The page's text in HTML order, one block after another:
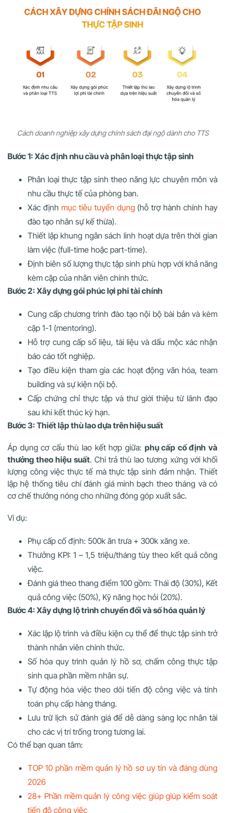
Cách doanh nghiệp xây dựng chính sách đại ngộ dành cho TTS
Bước 1: Xác định nhu cầu và phân loại thực tập sinh
Phân loại thực tập sinh theo năng lực chuyên môn và
nhu cầu thực tế của phòng ban.
Xác định mục tiêu tuyển dụng(hỗ trợ hành chính hay
đào tạo nhân sự kế thừa).
Thiết lập khung ngân sách linh hoạt dựa trên thời gian
làm việc (full-time hoặc part-time).
Định biên số lượng thực tập sinh phù hợp với khả năng
kèm cặp của nhân viên chính thức.
Bước 2: Xây dựng gói phúc lợi phi tài chính
Cung cấp chương trình đào tạo nội bộ bài bản và kèm
cặp 1-1 (mentoring).
Hỗ trợ cung cấp số liệu, tài liệu và dấu mộc xác nhận
báo cáo tốt nghiệp.
Tạo điều kiện tham gia các hoạt động văn hóa, team
building và sự kiện nội bộ.
Cấp chứng chỉ thực tập và thư giới thiệu từ lãnh đạo
sau khi kết thúc kỳ hạn.
Bước 3: Thiết lập thù lao dựa trên hiệu suất
Áp dụng cơ cấu thù lao kết hợp giữa: phụ cấp cố định và
thưởng theo hiệu suất. Chi trả thù lao tương xứng với khối
lượng công việc thực tế mà thực tập sinh đảm nhận. Thiết
lập hệ thống tiêu chí đánh giá minh bạch theo tháng và có
cơ chế thưởng nóng cho những đóng góp xuất sắc.
Ví dụ:
Phụ cấp cố định: 500k ăn trưa + 300k xăng xe.
Thưởng KPI: 1 – 1,5 triệu/tháng tùy theo kết quả công
việc.
Đánh giá theo thang điểm 100 gồm: Thái độ (30%), Kết
quả công việc (50%), Kỹ năng học hỏi (20%).
Bước 4: Xây dựng lộ trình chuyển đổi và số hóa quản lý
Xác lập lộ trình và điều kiện cụ thể để thực tập sinh trở
thành nhân viên chính thức.
Số hóa quy trình quản lý hồ sơ, chấm công thực tập
sinh qua phần mềm nhân sự.
Tự động hóa việc theo dõi tiến độ công việc và tính
toán phụ cấp hàng tháng.
Lưu trữ lịch sử đánh giá để dễ dàng sàng lọc nhân tài
cho các vị trí trống trong tương lai.
Có thể bạn quan tâm:
TOP 10 phần mềm quản lý hồ sơ uy tín và đáng dùng
2026
28+ Phần mềm quản lý công việc giúp giúp kiểm soát
tiến độ công việc